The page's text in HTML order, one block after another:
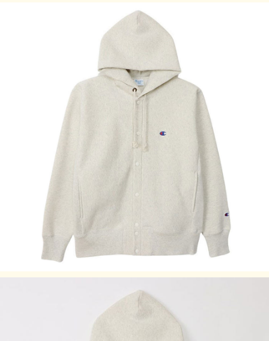
特徴：Reverse Weave、Flatseamer、USA Grown Cotton、
・サイズはアメリカ企画サイズではなく、日本企画サイズで
・実際のサイズと若干の誤差が生じる場合がございます。
・±2cmまでを許容範囲としております。
・洗濯により若干の縮みがございます。(詳細)
・モニタなどの環境によって、写真と実際の商品とは色が多
少異なる場合があります。